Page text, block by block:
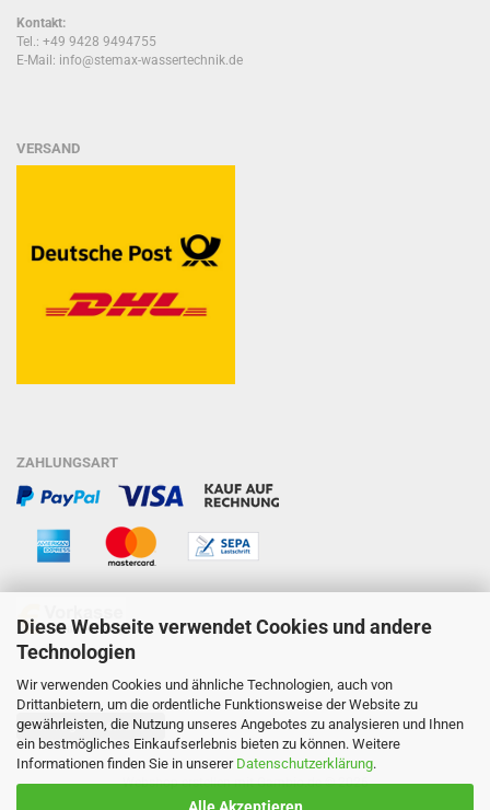
Diese Webseite verwendet Cookies und andere
Technologien
Wir verwenden Cookies und ähnliche Technologien, auch von
Drittanbietern, um die ordentliche Funktionsweise der Website zu
gewährleisten, die Nutzung unseres Angebotes zu analysieren und Ihnen
ein bestmögliches Einkaufserlebnis bieten zu können. Weitere
Informationen finden Sie in unserer Datenschutzerklärung.
Alle Akzeptieren
Kontakt:
Tel.: +49 9428 9494755
E-Mail: info@stemax-wassertechnik.de
VERSAND
ZAHLUNGSART
Vertrag widerrufen
Webshop erstellenmit Gambio.de © 2026